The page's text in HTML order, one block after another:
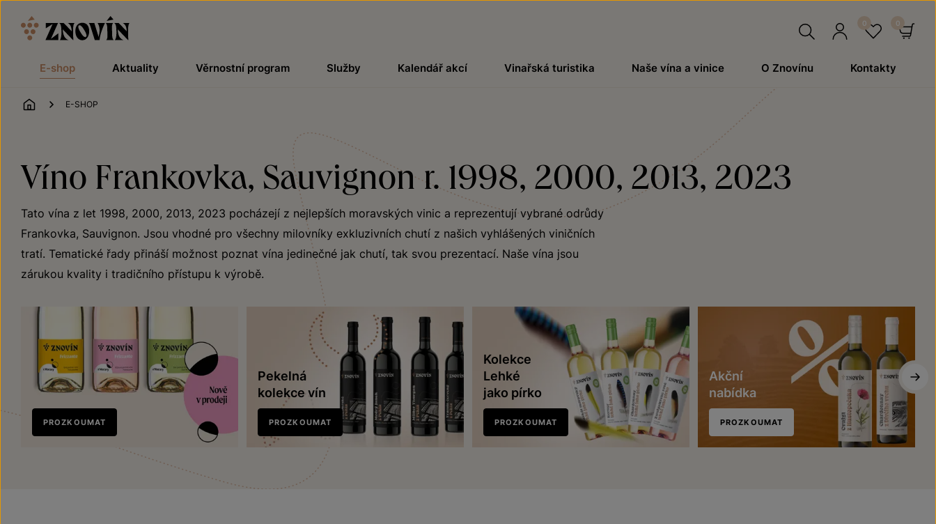
E-shop Aktuality Věrnostní program Služby Kalendář akcí Vinařská turistika Naše vína a vinice O Znovínu Kontakty
ÚVOD
E-SHOP
Víno Frankovka, Sauvignon r. 1998, 2000, 2013, 2023
Tato vína z let 1998, 2000, 2013, 2023 pocházejí z nejlepších moravských vinic a reprezentují vybrané odrůdy
Frankovka, Sauvignon. Jsou vhodné pro všechny milovníky exkluzivních chutí z našich vyhlášených viničních
tratí. Tematické řady přináší možnost poznat vína jedinečné jak chutí, tak svou prezentací. Naše vína jsou
zárukou kvality i tradičního přístupu k výrobě.
Nově
v prodeji
PROZKOUMAT
Pekelná
kolekce vín
PROZKOUMAT
Kolekce
Lehké
jako pírko
PROZKOUMAT
Akční
nabídka
PROZKOUMAT